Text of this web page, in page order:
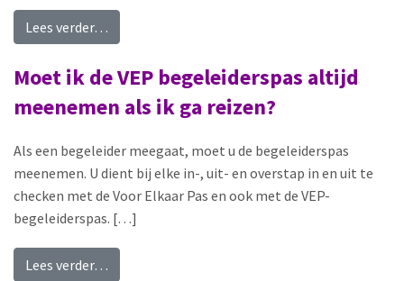
Lees verder…
Moet ik de VEP begeleiderspas altijd
meenemen als ik ga reizen?
Als een begeleider meegaat, moet u de begeleiderspas
meenemen. U dient bij elke in-, uit- en overstap in en uit te
checken met de Voor Elkaar Pas en ook met de VEP-
begeleiderspas. […]
Lees verder…